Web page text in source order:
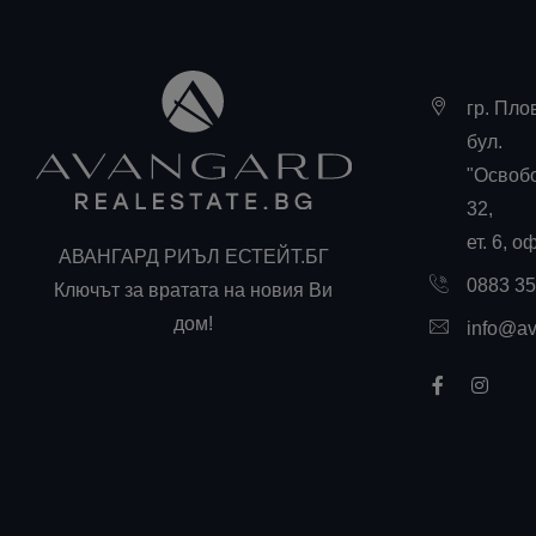
с. Оризаре
с. Скутаре
с. Старосел
с. Стряма
АВАНГАРД РИЪЛ ЕСТЕЙТ.БГ
Ключът за вратата на новия Ви
дом!
гр.
бул.
32,
ет. 6,
0883